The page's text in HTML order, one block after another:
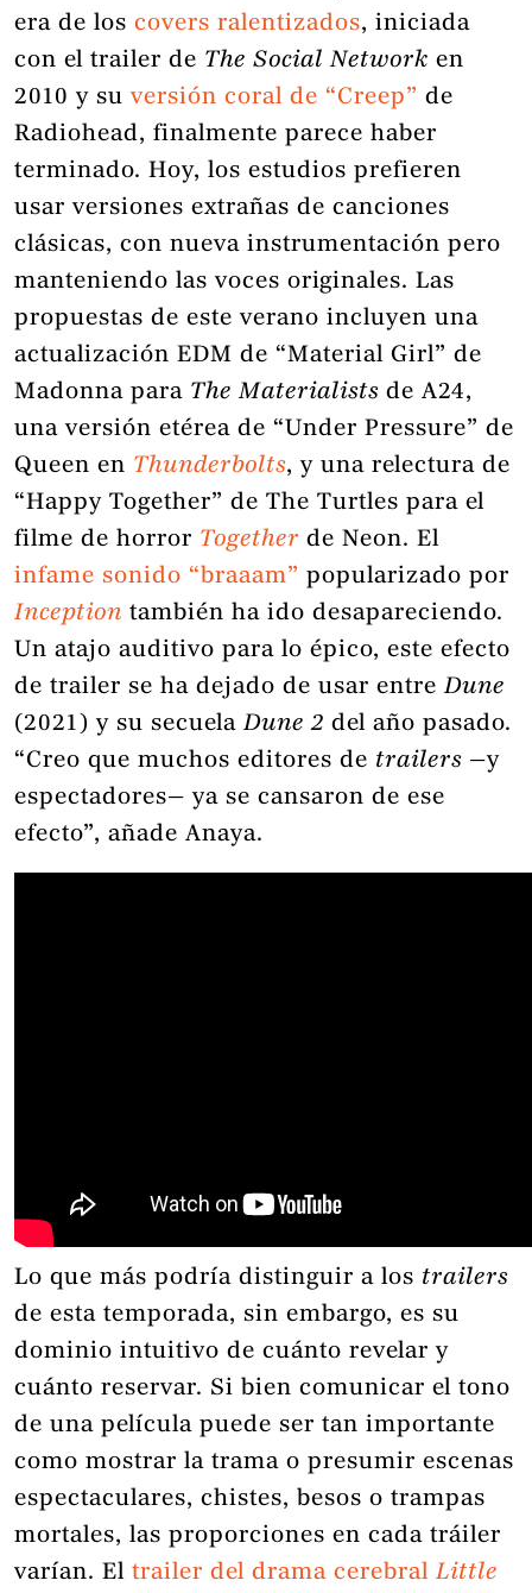
era de los covers ralentizados, iniciada
con el trailer de The Social Network en
2010 y su versión coral de “Creep” de
Radiohead, finalmente parece haber
terminado. Hoy, los estudios prefieren
usar versiones extrañas de canciones
clásicas, con nueva instrumentación pero
manteniendo las voces originales. Las
propuestas de este verano incluyen una
actualización EDM de “Material Girl” de
Madonna para The Materialists de A24,
una versión etérea de “Under Pressure” de
Queen en Thunderbolts, y una relectura de
“Happy Together” de The Turtles para el
filme de horror Together de Neon. El
infame sonido “braaam” popularizado por
Inception también ha ido desapareciendo.
Un atajo auditivo para lo épico, este efecto
de trailer se ha dejado de usar entreDune
(2021) y su secuelaDune 2 del año pasado.
“Creo que muchos editores de trailers —y
espectadores— ya se cansaron de ese
efecto”, añade Anaya.
Lo que más podría distinguir a los trailers
de esta temporada, sin embargo, es su
dominio intuitivo de cuánto revelar y
cuánto reservar. Si bien comunicar el tono
de una película puede ser tan importante
como mostrar la trama o presumir escenas
espectaculares, chistes, besos o trampas
mortales, las proporciones en cada tráiler
varían. El trailer del drama cerebralLittle